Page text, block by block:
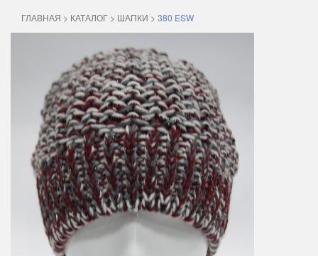
ГЛАВНАЯ > КАТАЛОГ > ШАПКИ > 380 ESW